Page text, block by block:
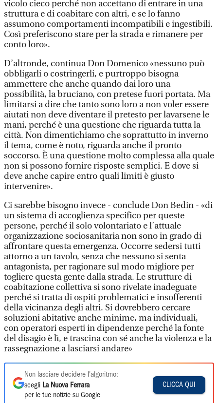
vicolo cieco perché non accettano di entrare in una
struttura e di coabitare con altri, e se lo fanno
assumono comportamenti incompatibili e ingestibili.
Così preferiscono stare per la strada e rimanere per
conto loro».
D’altronde, continua Don Domenico «nessuno può
obbligarli o costringerli, e purtroppo bisogna
ammettere che anche quando dai loro una
possibilità, la bruciano, con pretese fuori portata. Ma
limitarsi a dire che tanto sono loro a non voler essere
aiutati non deve diventare il pretesto per lavarsene le
mani, perché è una questione che riguarda tutta la
città. Non dimentichiamo che soprattutto in inverno
il tema, come è noto, riguarda anche il pronto
soccorso. È una questione molto complessa alla quale
non si possono fornire risposte semplici. E dove si
deve anche capire entro quali limiti è giusto
intervenire».
Ci sarebbe bisogno invece - conclude Don Bedin - «di
un sistema di accoglienza specifico per queste
persone, perché il solo volontariato e l’attuale
organizzazione sociosanitaria non sono in grado di
affrontare questa emergenza. Occorre sedersi tutti
attorno a un tavolo, senza che nessuno si senta
antagonista, per ragionare sul modo migliore per
togliere questa gente dalla strada. Le strutture di
coabitazione collettiva si sono rivelate inadeguate
perché si tratta di ospiti problematici e insofferenti
della vicinanza degli altri. Si dovrebbero cercare
soluzioni abitative anche minime, ma individuali,
con operatori esperti in dipendenze perché la fonte
del disagio è lì, e trascina con sé anche la violenza e la
rassegnazione a lasciarsi andare»
Non lasciare decidere l'algoritmo:
scegli La Nuova Ferrara
per le tue notizie su Google
CLICCA QUI